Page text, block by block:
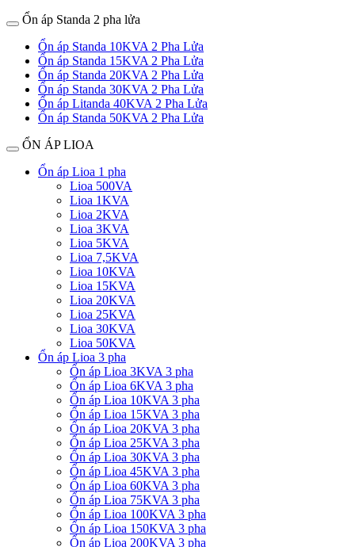
Ổn áp Standa 2 pha lửa
Ổn áp Standa 10KVA 2 Pha Lửa
Ổn áp Standa 15KVA 2 Pha Lửa
Ổn áp Standa 20KVA 2 Pha Lửa
Ổn áp Standa 30KVA 2 Pha Lửa
Ổn áp Litanda 40KVA 2 Pha Lửa
Ổn áp Standa 50KVA 2 Pha Lửa
ỔN ÁP LIOA
Ổn áp Lioa 1 pha
Lioa 500VA
Lioa 1KVA
Lioa 2KVA
Lioa 3KVA
Lioa 5KVA
Lioa 7,5KVA
Lioa 10KVA
Lioa 15KVA
Lioa 20KVA
Lioa 25KVA
Lioa 30KVA
Lioa 50KVA
Ổn áp Lioa 3 pha
Ổn áp Lioa 3KVA 3 pha
Ổn áp Lioa 6KVA 3 pha
Ổn áp Lioa 10KVA 3 pha
Ổn áp Lioa 15KVA 3 pha
Ổn áp Lioa 20KVA 3 pha
Ổn áp Lioa 25KVA 3 pha
Ổn áp Lioa 30KVA 3 pha
Ổn áp Lioa 45KVA 3 pha
Ổn áp Lioa 60KVA 3 pha
Ổn áp Lioa 75KVA 3 pha
Ổn áp Lioa 100KVA 3 pha
Ổn áp Lioa 150KVA 3 pha
Ổn áp Lioa 200KVA 3 pha